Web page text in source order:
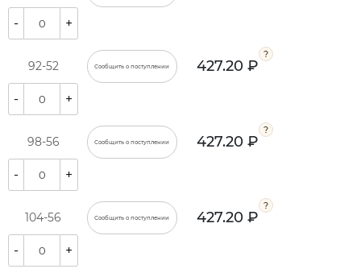
- +
92-52 Сообщить о поступлении 427.20 ₽
- +
98-56 Сообщить о поступлении 427.20 ₽
- +
104-56 Сообщить о поступлении 427.20 ₽
- +